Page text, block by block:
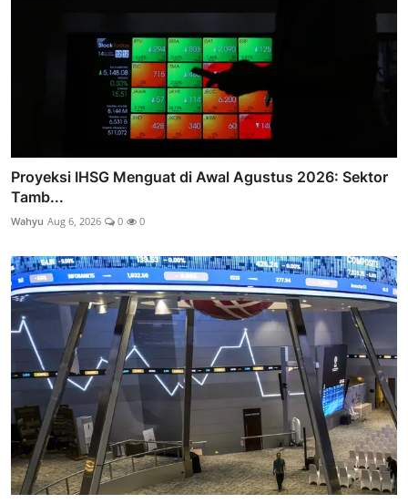
Proyeksi IHSG Menguat di Awal Agustus 2026: Sektor
Tamb...
Wahyu Aug 6, 2026 0 0